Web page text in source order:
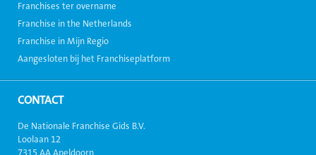
Franchises ter overname
Franchise in the Netherlands
Franchise in Mijn Regio
Aangesloten bij het Franchiseplatform
CONTACT
De Nationale Franchise Gids B.V.
Loolaan 12
7315 AA Apeldoorn